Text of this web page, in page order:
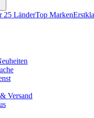
25 LänderTop Marken
Versand